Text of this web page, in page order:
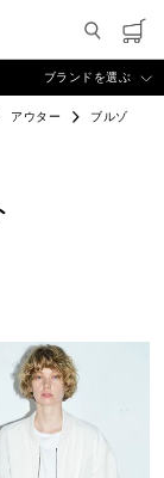
ブランドを選ぶ
アウター
ブルゾ